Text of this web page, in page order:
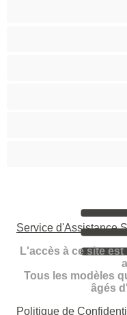
Service d'Assistance
L'accès à ce site
Tous les modèles
âgés
Politique de